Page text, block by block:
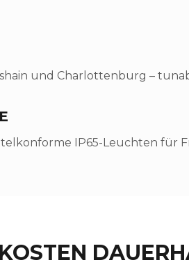
und Charlottenburg –
IP65-Leuchten für